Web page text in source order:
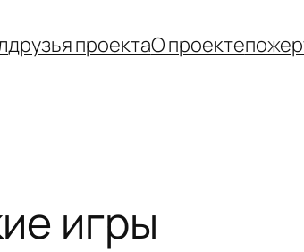
друзья проектаО проекте
игры